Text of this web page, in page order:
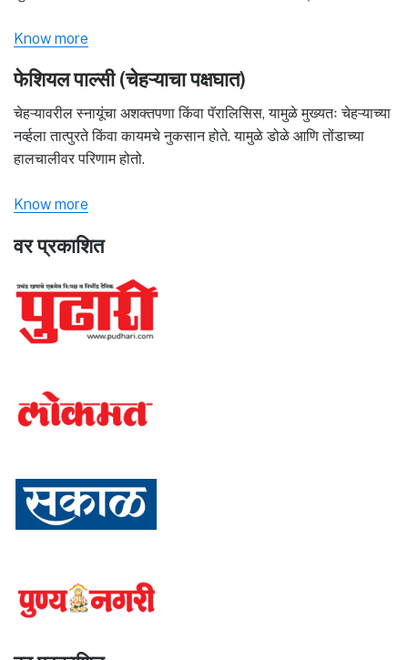
Know more
फेशियल पाल्सी (चेहऱ्याचा पक्षघात)
चेहऱ्यावरील स्नायूंचा अशक्तपणा किंवा पॅरालिसिस, यामुळे मुख्यतः चेहऱ्याच्या
नर्व्हला तात्पुरते किंवा कायमचे नुकसान होते. यामुळे डोळे आणि तोंडाच्या
हालचालीवर परिणाम होतो.
Know more
वर प्रकाशित